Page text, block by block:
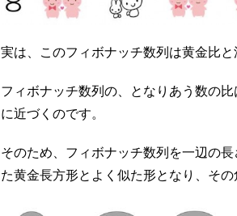
実は、このフィボナッチ数列は黄金比と
フィボナッチ数列の、となりあう数の
に近づくのです。
そのため、フィボナッチ数列を一辺の
た黄金長方形とよく似た形となり、そ